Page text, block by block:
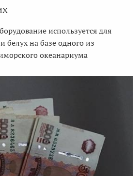
используется для
белух на базе одного из
океанариума